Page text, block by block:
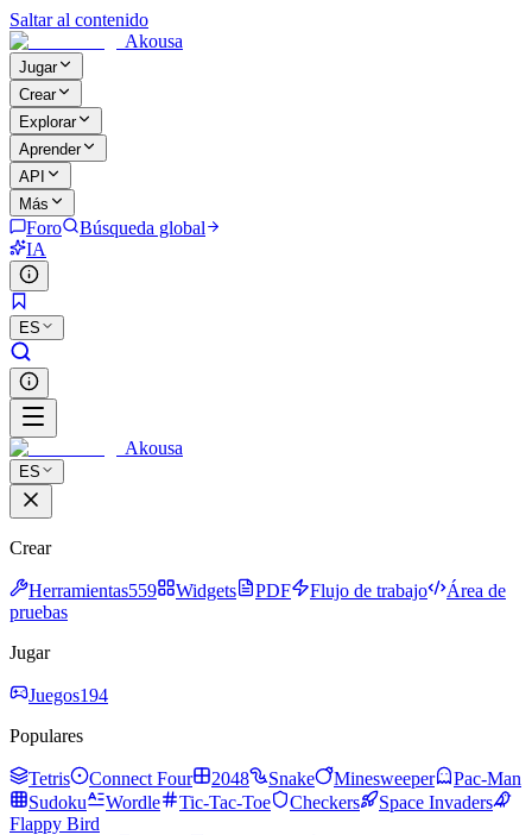
Saltar al contenido
Akousa
Jugar
Crear
Explorar
Aprender
API
Más
Foro
Búsqueda global
IA
ES
Akousa
ES
Crear
Herramientas559 Widgets PDF Flujo de trabajo
Área de
pruebas
Jugar
Juegos194
Populares
Tetris Connect Four 2048 Snake Minesweeper
Pac-Man
Sudoku
Wordle Tic-Tac-Toe Checkers
Space Invaders
Flappy Bird